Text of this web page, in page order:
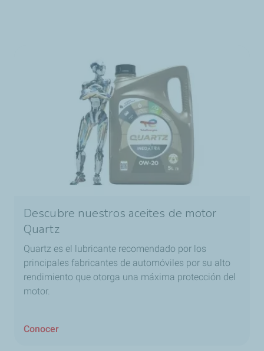
Descubre nuestros aceites de motor
Quartz
Quartz es el lubricante recomendado por los
principales fabricantes de automóviles por su alto
rendimiento que otorga una máxima protección del
motor.
Conocer